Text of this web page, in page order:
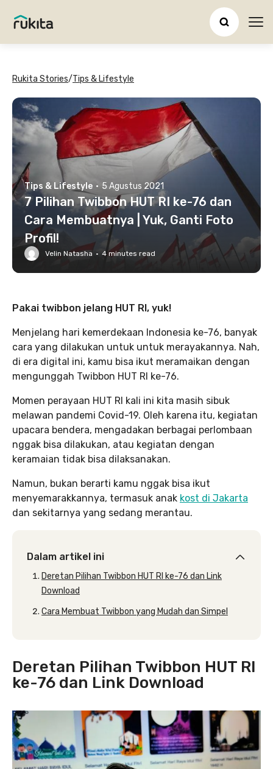
Rukita Stories/Tips & Lifestyle
Tips & Lifestyle · 5 Agustus 2021
7 Pilihan Twibbon HUT RI ke-76 dan
Cara Membuatnya | Yuk, Ganti Foto
Profil!
Velin Natasha · 4 minutes read
Pakai twibbon jelang HUT RI, yuk!
Menjelang hari kemerdekaan Indonesia ke-76, banyak
cara yang dilakukan untuk untuk merayakannya. Nah,
di era digital ini, kamu bisa ikut meramaikan dengan
mengunggah Twibbon HUT RI ke-76.
Momen perayaan HUT RI kali ini kita masih sibuk
melawan pandemi Covid-19. Oleh karena itu, kegiatan
upacara bendera, mengadakan berbagai perlombaan
nggak bisa dilakukan, atau kegiatan dengan
keramaian tidak bisa dilaksanakan.
Namun, bukan berarti kamu nggak bisa ikut
menyemarakkannya, termasuk anak kost di Jakarta
dan sekitarnya yang sedang merantau.
Dalam artikel ini
Deretan Pilihan Twibbon HUT RI ke-76 dan Link
Download
Cara Membuat Twibbon yang Mudah dan Simpel
Deretan Pilihan Twibbon HUT RI
ke-76 dan Link Download